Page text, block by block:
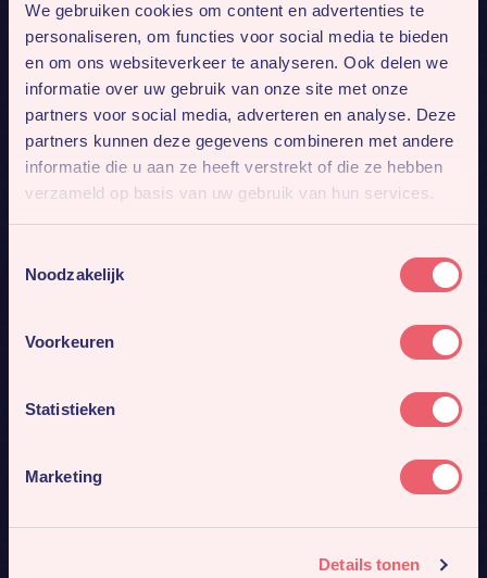
We gebruiken cookies om content en advertenties te
personaliseren, om functies voor social media te bieden
en om ons websiteverkeer te analyseren. Ook delen we
informatie over uw gebruik van onze site met onze
partners voor social media, adverteren en analyse. Deze
partners kunnen deze gegevens combineren met andere
informatie die u aan ze heeft verstrekt of die ze hebben
verzameld op basis van uw gebruik van hun services.
Noodzakelijk
Voorkeuren
Statistieken
Marketing
Details tonen